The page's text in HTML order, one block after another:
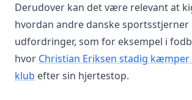
Derudover kan det være relevant at
hvordan andre danske
udfordringer, som for eksempel i
hvor Christian Eriksen stadig
klub efter sin hjertestop.